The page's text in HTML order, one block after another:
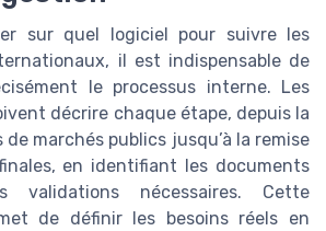
sur quel logiciel pour suivre les
il est indispensable de
le processus interne. Les
décrire chaque étape, depuis la
marchés publics jusqu’à la remise
en identifiant les documents
nécessaires. Cette
de définir les besoins réels en